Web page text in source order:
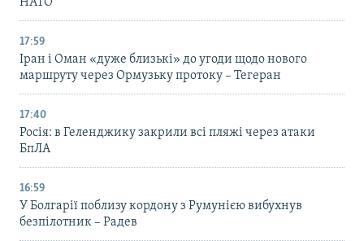
17:59
Іран і Оман «дуже близькі» до угоди щодо нового
маршруту через Ормузьку протоку – Тегеран
17:40
Росія: в Геленджику закрили всі пляжі через атаки
БпЛА
16:59
У Болгарії поблизу кордону з Румунією вибухнув
безпілотник – Радев